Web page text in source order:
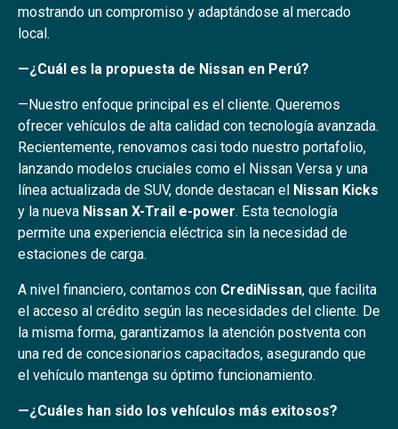
mostrando un compromiso y adaptándose al mercado
local.
—¿Cuál es la propuesta de Nissan en Perú?
—Nuestro enfoque principal es el cliente. Queremos
ofrecer vehículos de alta calidad con tecnología avanzada.
Recientemente, renovamos casi todo nuestro portafolio,
lanzando modelos cruciales como el Nissan Versa y una
línea actualizada de SUV, donde destacan el Nissan Kicks
y la nueva Nissan X-Trail e-power. Esta tecnología
permite una experiencia eléctrica sin la necesidad de
estaciones de carga.
A nivel financiero, contamos con CrediNissan, que facilita
el acceso al crédito según las necesidades del cliente. De
la misma forma, garantizamos la atención postventa con
una red de concesionarios capacitados, asegurando que
el vehículo mantenga su óptimo funcionamiento.
—¿Cuáles han sido los vehículos más exitosos?